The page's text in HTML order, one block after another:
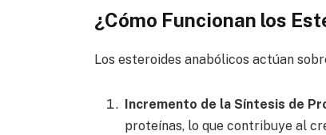
¿Cómo Funcionan los
Los esteroides anabólicos actúan
Incremento de la Síntesis de
proteínas, lo que contribuye al